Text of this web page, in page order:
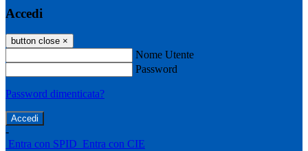
Accedi
button close ×
Nome Utente
Password
Password dimenticata?
-
Entra con SPID Entra con CIE